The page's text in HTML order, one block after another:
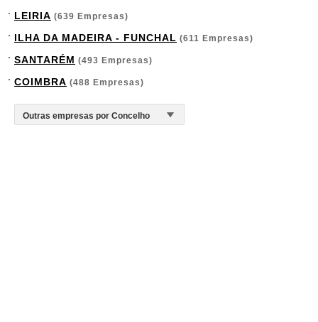
LEIRIA (639 Empresas)
ILHA DA MADEIRA - FUNCHAL (611 Empresas)
SANTARÉM (493 Empresas)
COIMBRA (488 Empresas)